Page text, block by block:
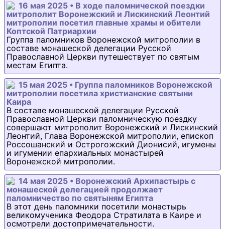
16 мая 2025 • В ходе паломнической поездки
митрополит Воронежский и Лискинский Леонтий
митрополии посетил главные храмы и обители
Коптской Патриархии
Группа паломников Воронежской митрополии в
составе монашеской делегации Русской
Православной Церкви путешествует по святым
местам Египта.
15 мая 2025 • Группа паломников Воронежской
митрополии посетила христианские святыни
Каира
В составе монашеской делегации Русской
Православной Церкви паломническую поездку
совершают митрополит Воронежский и Лискинский
Леонтий, Глава Воронежской митрополии, епископ
Россошанский и Острогожский Дионисий, игумены
и игумении епархиальных монастырей
Воронежской митрополии.
14 мая 2025 • Воронежский Архипастырь с
монашеской делегацией продолжает
паломничество по святыням Египта
В этот день паломники посетили монастырь
великомученика Феодора Стратилата в Каире и
осмотрели достопримечательности.